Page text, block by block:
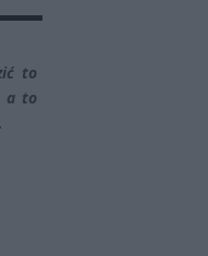
to
a to